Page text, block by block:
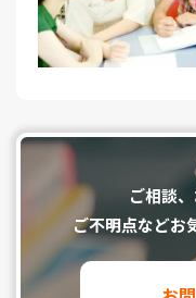
ご相談
ご不明点などお